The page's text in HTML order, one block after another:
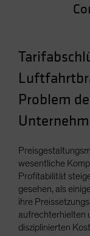
Singapore
Switzerland
Taiwan - 台灣
UK
United
US (Non-US
Problem
wesentliche
Profitabilität
gesehen, als
ihre
aufrechterhielten
disziplinierten